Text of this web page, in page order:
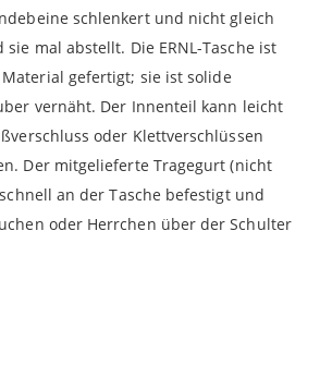
schlenkert und nicht gleich
mal abstellt. Die ERNL-Tasche ist
gefertigt; sie ist solide
vernäht. Der Innenteil kann leicht
oder Klettverschlüssen
Der mitgelieferte Tragegurt (nicht
schnell an der Tasche befestigt und
oder Herrchen über der Schulter